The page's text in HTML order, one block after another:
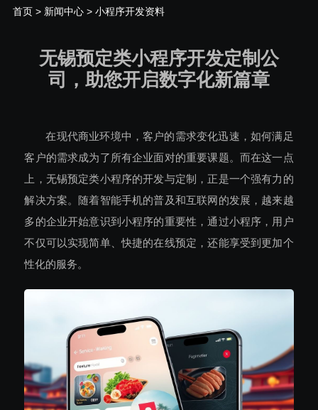
首页> 新闻中心> 小程序开发资料
无锡预定类小程序开发定制公
司，助您开启数字化新篇章
在现代商业环境中，客户的需求变化迅速，如何满足
客户的需求成为了所有企业面对的重要课题。而在这一点
上，无锡预定类小程序的开发与定制，正是一个强有力的
解决方案。随着智能手机的普及和互联网的发展，越来越
多的企业开始意识到小程序的重要性，通过小程序，用户
不仅可以实现简单、快捷的在线预定，还能享受到更加个
性化的服务。